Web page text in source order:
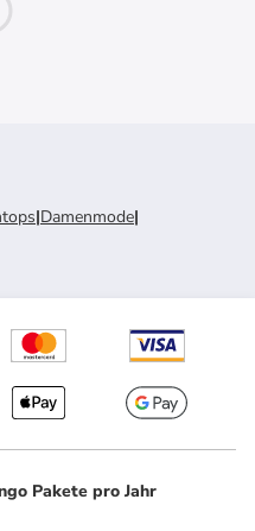
|Damenmode|
Pakete pro Jahr